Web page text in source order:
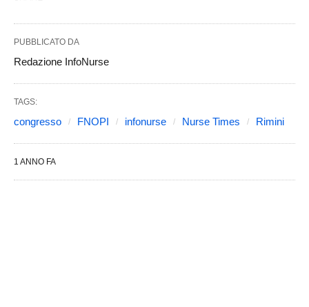
PUBBLICATO DA
Redazione InfoNurse
TAGS:
congresso FNOPI infonurse Nurse Times Rimini
1 ANNO FA